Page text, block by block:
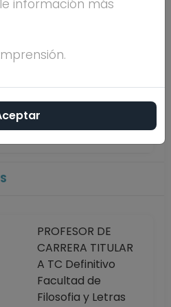
la
11 años
PROFESOR DE
CARRERA TITULAR
A TC Definitivo
Facultad de
Filosofia y Letras
información más